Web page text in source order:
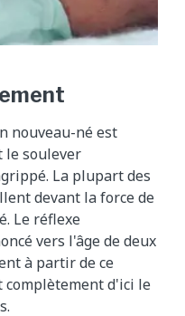
nouveau-né est
le soulever
La plupart des
devant la force de
Le réflexe
vers l'âge de deux
à partir de ce
complètement d'ici le